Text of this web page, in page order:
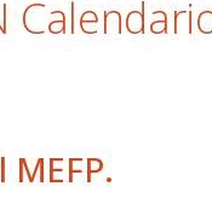
MEFP.